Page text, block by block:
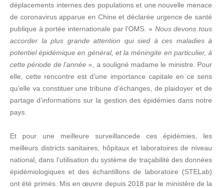
déplacements internes des populations et une nouvelle menace
de coronavirus apparue en Chine et déclarée urgence de santé
publique à portée internationale par l’OMS. « Nous devons tous
accorder la plus grande attention qui sied à ces maladies à
potentiel épidémique en général, et la méningite en particulier, à
cette période de l’année», a souligné madame le ministre. Pour
elle, cette rencontre est d’une importance capitale en ce sens
qu’elle va constituer une tribune d’échanges, de plaidoyer et de
partage d’informations sur la gestion des épidémies dans notre
pays.
Et pour une meilleure surveillancede ces épidémies, les
meilleurs districts sanitaires, hôpitaux et laboratoires de niveau
national, dans l’utilisation du système de traçabilité des données
épidémiologiques et des échantillons de laboratoire (STELab)
ont été primés. Mis en œuvre depuis 2018 par le ministère de la